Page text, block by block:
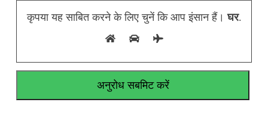
कृपया यह साबित करने के लिए चुनें कि आप इंसान हैं। घर.